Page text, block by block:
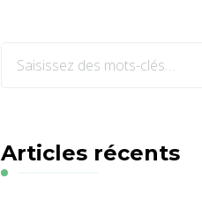
Vous
?
Articles récents